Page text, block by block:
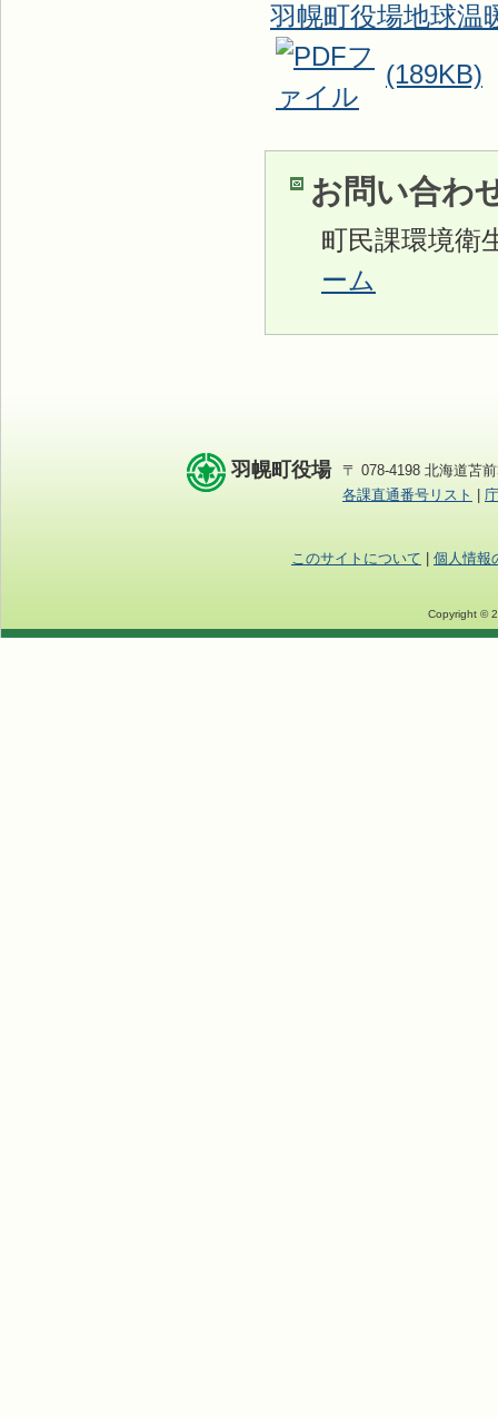
羽幌町役場地球温
(189KB)
お問い合わ
町民課環境衛
ーム
羽幌町役場
〒 078-4198 北海道苫
各課直通番号リスト
このサイトについて 個人情報
Copyright ©